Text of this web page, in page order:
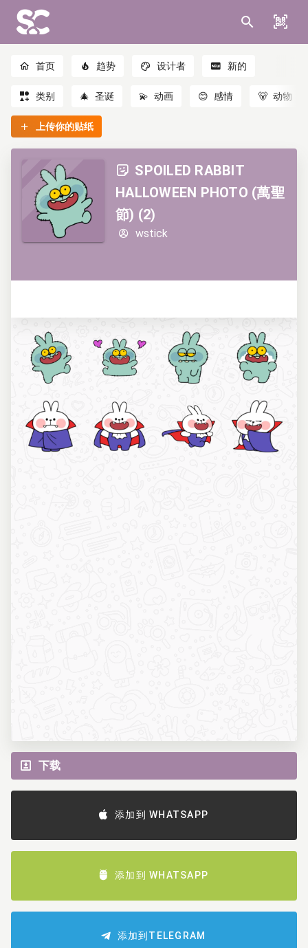
首页 趋势 设计者 新的
类别 🎄 圣诞 💫 动画 😊 感情 🐻 动物
上传你的贴纸
SPOILED RABBIT
HALLOWEEN PHOTO (萬聖
節) (2)
wstick
下载
添加到 WHATSAPP
添加到 WHATSAPP
添加到TELEGRAM